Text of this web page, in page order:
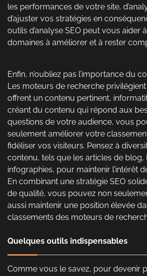
les performances de votre site,
d’ajuster vos stratégies en
outils d’analyse SEO peut vous aider
domaines à améliorer et à rester
Enfin, n’oubliez pas l’importance du
Les moteurs de recherche
offrent un contenu pertinent,
créant du contenu qui répond aux
questions de votre audience, vous
seulement améliorer votre
fidéliser vos visiteurs. Pensez à
contenu, tels que les articles de blog,
infographies, pour maintenir l’intérêt
En combinant une stratégie SEO
de qualité, vous pouvez non
aussi maintenir une position élevée
classements des moteurs de
Quelques outils indispensables
Comme vous le savez, pour devenir